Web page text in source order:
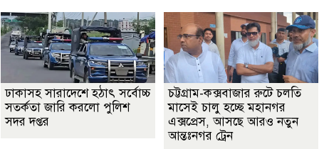
ঢাকাসহ সারাদেশে হঠাৎ সর্বোচ্চ
সতর্কতা জা‌রি করলো পুলিশ
সদর দপ্তর
চট্টগ্রাম-কক্সবাজার রুটে চলতি
মাসেই চালু হচ্ছে মহানগর
এক্সপ্রেস, আসছে আরও নতুন
আন্তঃনগর ট্রেন